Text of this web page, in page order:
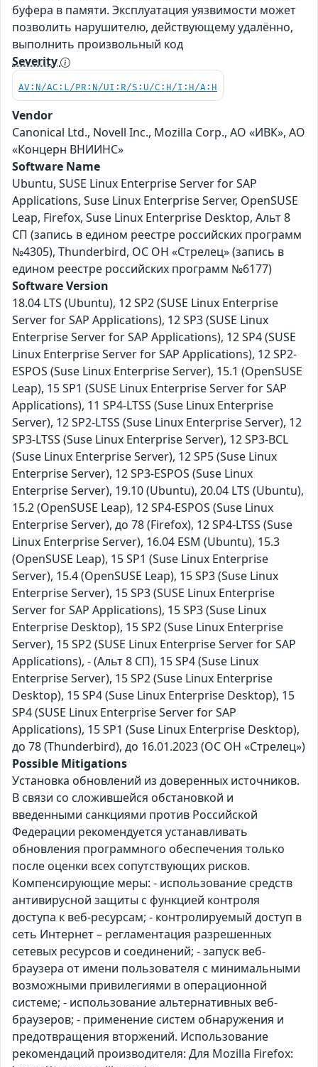
буфера в памяти. Эксплуатация уязвимости может
позволить нарушителю, действующему удалённо,
выполнить произвольный код
Severity
AV:N/AC:L/PR:N/UI:R/S:U/C:H/I:H/A:H
Vendor
Canonical Ltd., Novell Inc., Mozilla Corp., АО «ИВК», АО
«Концерн ВНИИНС»
Software Name
Ubuntu, SUSE Linux Enterprise Server for SAP
Applications, Suse Linux Enterprise Server, OpenSUSE
Leap, Firefox, Suse Linux Enterprise Desktop, Альт 8
СП (запись в едином реестре российских программ
№4305), Thunderbird, ОС ОН «Стрелец» (запись в
едином реестре российских программ №6177)
Software Version
18.04 LTS (Ubuntu), 12 SP2 (SUSE Linux Enterprise
Server for SAP Applications), 12 SP3 (SUSE Linux
Enterprise Server for SAP Applications), 12 SP4 (SUSE
Linux Enterprise Server for SAP Applications), 12 SP2-
ESPOS (Suse Linux Enterprise Server), 15.1 (OpenSUSE
Leap), 15 SP1 (SUSE Linux Enterprise Server for SAP
Applications), 11 SP4-LTSS (Suse Linux Enterprise
Server), 12 SP2-LTSS (Suse Linux Enterprise Server), 12
SP3-LTSS (Suse Linux Enterprise Server), 12 SP3-BCL
(Suse Linux Enterprise Server), 12 SP5 (Suse Linux
Enterprise Server), 12 SP3-ESPOS (Suse Linux
Enterprise Server), 19.10 (Ubuntu), 20.04 LTS (Ubuntu),
15.2 (OpenSUSE Leap), 12 SP4-ESPOS (Suse Linux
Enterprise Server), до 78 (Firefox), 12 SP4-LTSS (Suse
Linux Enterprise Server), 16.04 ESM (Ubuntu), 15.3
(OpenSUSE Leap), 15 SP1 (Suse Linux Enterprise
Server), 15.4 (OpenSUSE Leap), 15 SP3 (Suse Linux
Enterprise Server), 15 SP3 (SUSE Linux Enterprise
Server for SAP Applications), 15 SP3 (Suse Linux
Enterprise Desktop), 15 SP2 (Suse Linux Enterprise
Server), 15 SP2 (SUSE Linux Enterprise Server for SAP
Applications), - (Альт 8 СП), 15 SP4 (Suse Linux
Enterprise Server), 15 SP2 (Suse Linux Enterprise
Desktop), 15 SP4 (Suse Linux Enterprise Desktop), 15
SP4 (SUSE Linux Enterprise Server for SAP
Applications), 15 SP1 (Suse Linux Enterprise Desktop),
до 78 (Thunderbird), до 16.01.2023 (ОС ОН «Стрелец»)
Possible Mitigations
Установка обновлений из доверенных источников.
В связи со сложившейся обстановкой и
введенными санкциями против Российской
Федерации рекомендуется устанавливать
обновления программного обеспечения только
после оценки всех сопутствующих рисков.
Компенсирующие меры: - использование средств
антивирусной защиты с функцией контроля
доступа к веб-ресурсам; - контролируемый доступ в
сеть Интернет – регламентация разрешенных
сетевых ресурсов и соединений; - запуск веб-
браузера от имени пользователя с минимальными
возможными привилегиями в операционной
системе; - использование альтернативных веб-
браузеров; - применение систем обнаружения и
предотвращения вторжений. Использование
рекомендаций производителя: Для Mozilla Firefox: